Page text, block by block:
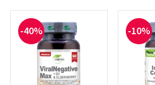
-40% -10%